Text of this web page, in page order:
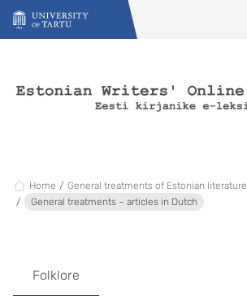
Skip to content
Home
General treatments of Estonian literature
General treatments – articles in Dutch
Folklore